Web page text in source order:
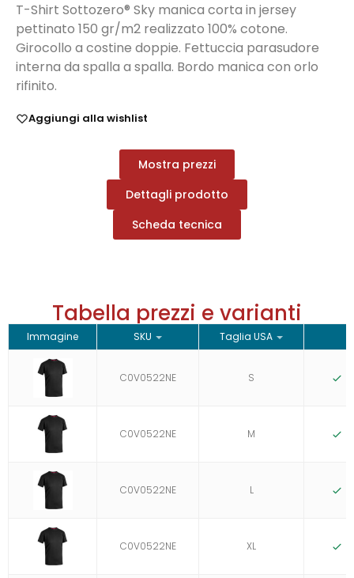
T-Shirt Sottozero® Sky manica corta in jersey
pettinato 150 gr/m2 realizzato 100% cotone.
Girocollo a costine doppie. Fettuccia parasudore
interna da spalla a spalla. Bordo manica con orlo
rifinito.
Aggiungi alla wishlist
Mostra prezzi
Dettagli prodotto
Scheda tecnica
Tabella prezzi e varianti
Immagine SKU Taglia USA
C0V0522NE S
C0V0522NE M
C0V0522NE L
C0V0522NE XL